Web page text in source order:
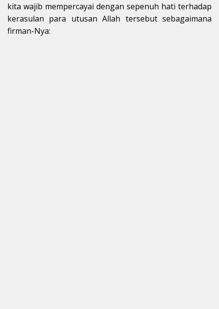
kita wajib mempercayai dengan sepenuh hati terhadap
kerasulan para utusan Allah tersebut sebagaimana
firman-Nya: